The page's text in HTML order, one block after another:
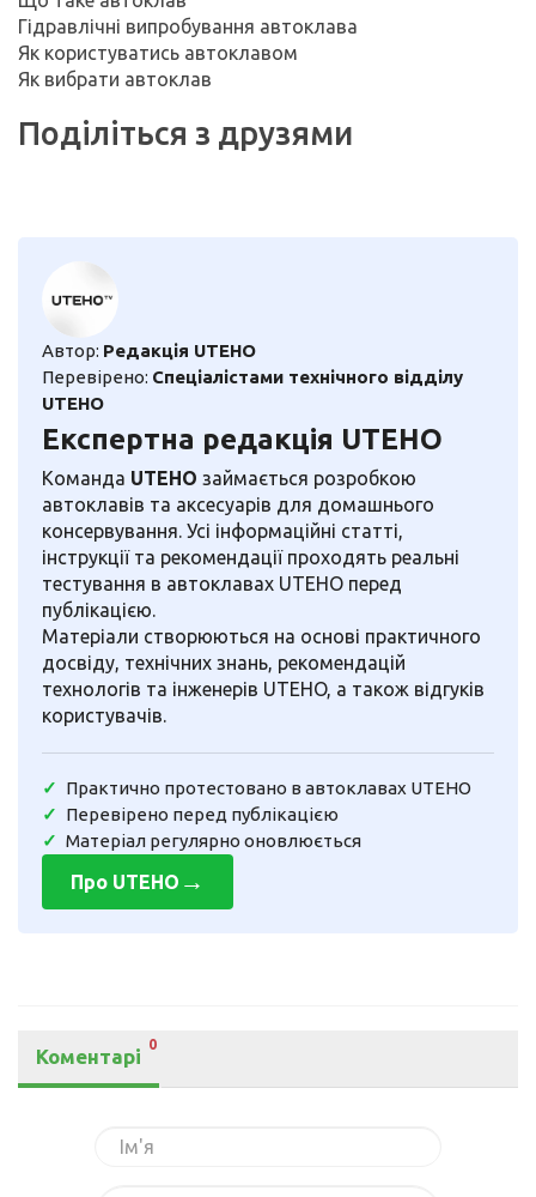
Гідравлічні випробування автоклава
Як користуватись автоклавом
Як вибрати автоклав
Поділіться з друзями
Автор: Редакція UTEHO
Перевірено: Спеціалістами технічного відділу
UTEHO
Експертна редакція UTEHO
Команда UTEHO займається розробкою
автоклавів та аксесуарів для домашнього
консервування. Усі інформаційні статті,
інструкції та рекомендації проходять реальні
тестування в автоклавах UTEHO перед
публікацією.
Матеріали створюються на основі практичного
досвіду, технічних знань, рекомендацій
технологів та інженерів UTEHO, а також відгуків
користувачів.
Практично протестовано в автоклавах UTEHO
Перевірено перед публікацією
Матеріал регулярно оновлюється
Про UTEHO →
Коментарі
0